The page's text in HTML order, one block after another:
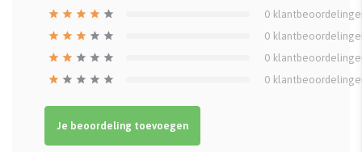
0
0
0
0
Je beoordeling toevoegen